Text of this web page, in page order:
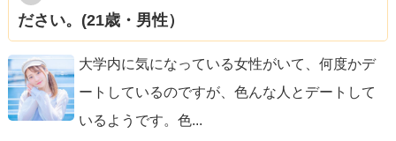
ださい。(21歳・男性）
大学内に気になっている女性がいて、何度かデ
ートしているのですが、色んな人とデートして
いるようです。色...